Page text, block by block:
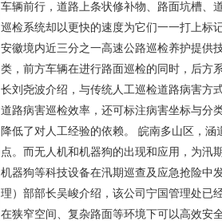
车辆前行，道路上条状修补物、路面坑槽、
巡检系统却以更快的速度为它们一一打上标
安徽境内近三分之一高速公路巡检养护提供
类，前方车辆在进行路面巡检的同时，后方
长刘尧波介绍，与传统人工巡检道路病害方
道路病害巡检效率，还可标注病害坐标与分
降低了对人工经验的依赖。 皖南多山区，
点。而无人机和机器狗的出现和应用，为汛
机器狗等科技设备在汛期巡查及应急抢险中
理）部部长吴峻介绍，该公司宁国管理处已
在狭窄空间、复杂路面等环境下可以高效安